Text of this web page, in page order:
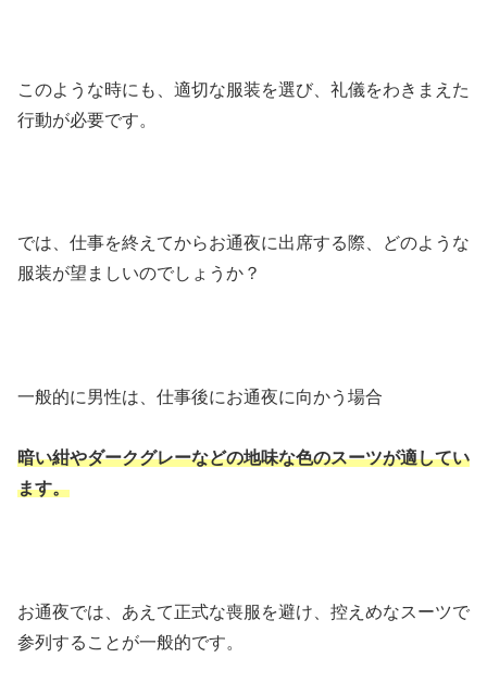
このような時にも、適切な服装を選び、礼儀をわきまえた
行動が必要です。
では、仕事を終えてからお通夜に出席する際、どのような
服装が望ましいのでしょうか？
一般的に男性は、仕事後にお通夜に向かう場合
暗い紺やダークグレーなどの地味な色のスーツが適してい
ます。
お通夜では、あえて正式な喪服を避け、控えめなスーツで
参列することが一般的です。